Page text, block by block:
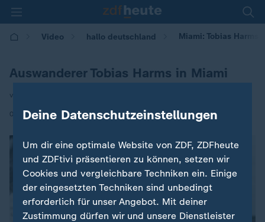
Video hallo deutschland Miami: Tobias Harms
Auswanderer Tobias Harms in Miami
von Christian Leunig
05.02.2026 | 17:15
Deine Datenschutzeinstellungen
Um dir eine optimale Website von ZDF, ZDFheute
und ZDFtivi präsentieren zu können, setzen wir
Cookies und vergleichbare Techniken ein. Einige
der eingesetzten Techniken sind unbedingt
erforderlich für unser Angebot. Mit deiner
Zustimmung dürfen wir und unsere Dienstleister